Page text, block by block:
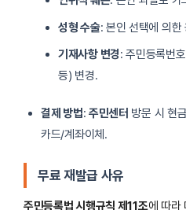
성형 수술: 본인 선택에 의한
기재사항 변경: 주민등록번
등) 변경.
결제 방법: 주민센터 방문 시 현
카드/계좌이체.
무료 재발급 사유
주민등록법 시행규칙 제11조에 따라